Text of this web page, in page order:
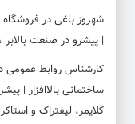
شهروز باغیدر فروشگاه
| پیشرو در صنعت بالابر
کارشناس روابط عمومی
ساختمانی بالاافزار |
کلایمر، لیفتراک و استاکر